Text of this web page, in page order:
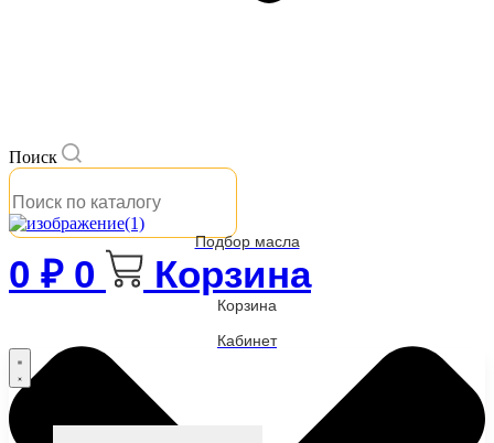
Поиск
Подбор масла
0 ₽ 0 Корзина
Корзина
Кабинет